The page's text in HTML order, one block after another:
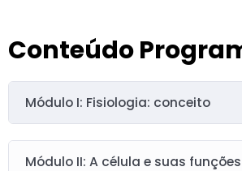
Conteúdo
Módulo I: Fisiologia: conceito
Módulo II: A célula e suas funções